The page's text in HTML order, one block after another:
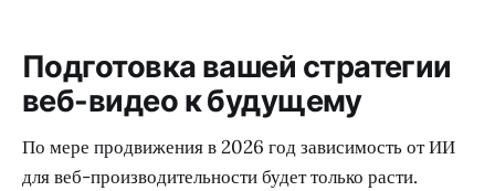
Подготовка вашей стратегии
веб-видео к будущему
По мере продвижения в 2026 год зависимость от ИИ
для веб-производительности будет только расти.